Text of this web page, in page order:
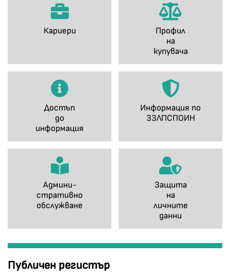
Кариери
Профил
на
купувача
Достъп
до
информация
Информация по
ЗЗЛПСПОИН
Админи-
стративно
обслужване
Защита
на
личните
данни
Публичен регистър